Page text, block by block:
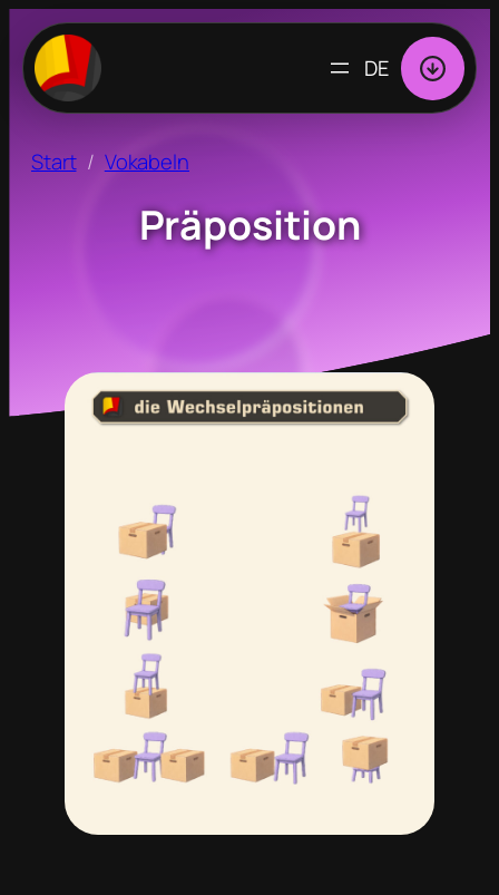
SPRACHE
AUSWÄHLEN
Start Vokabeln
Präposition